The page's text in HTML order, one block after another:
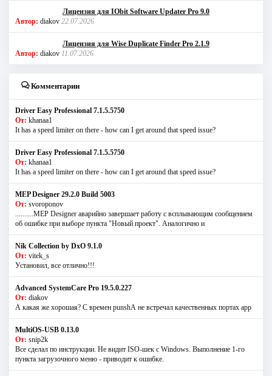
Лицензия для IObit Software Updater Pro 9.0
Автор: diakov 22.07.2026
Лицензия для Wise Duplicate Finder Pro 2.1.9
Автор: diakov 11.07.2026
Комментарии
Driver Easy Professional 7.1.5.5750
От: khanaa1
It has a speed limiter on there - how can I get around that speed issue?
Driver Easy Professional 7.1.5.5750
От: khanaa1
It has a speed limiter on there - how can I get around that speed issue?
MEP Designer 29.2.0 Build 5003
От: svoroponov
..........MEP Designer аварийно завершает работу с всплывающим сообщением
об ошибке при выборе пункта "Новый проект". Аналогично и
Nik Collection by DxO 9.1.0
От: vitek_s
Установил, все отлично!!!
Advanced SystemCare Pro 19.5.0.227
От: diakov
А какая же хорошая? С времен punshА не встречал качественных портах app
MultiOS-USB 0.13.0
От: snip2k
Все сделал по инструкции. Не видит ISO-шек с Windows. Выполнение 1-го
пункта загрузочного меню - приводит к ошибке.